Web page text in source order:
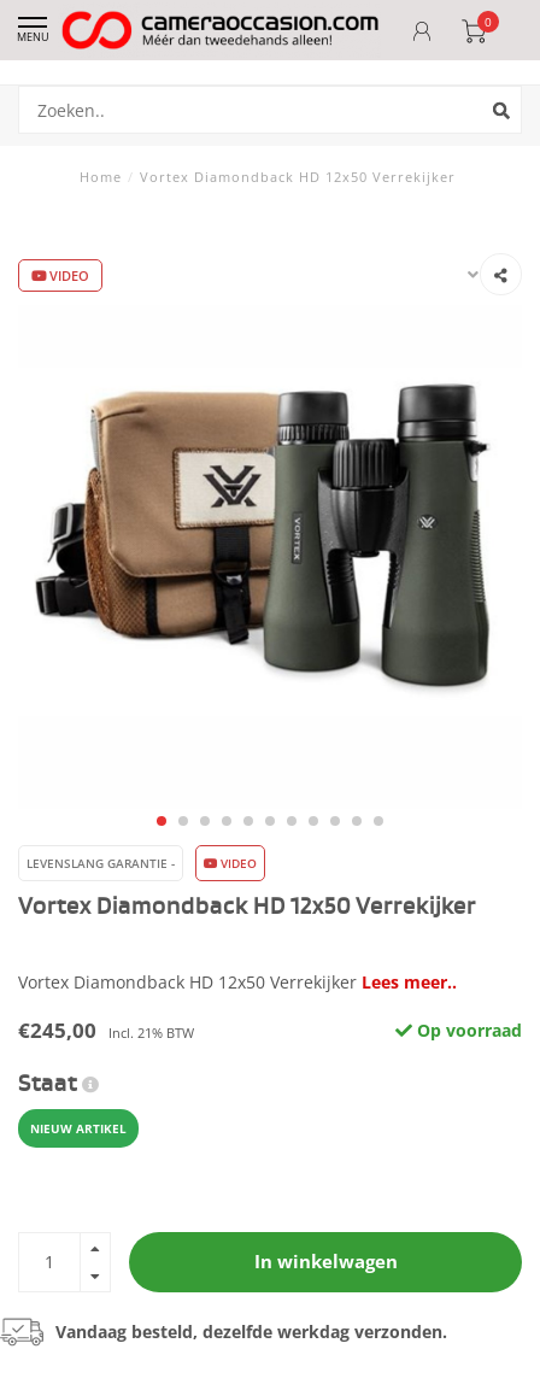
MENU
0
Home / Vortex Diamondback HD 12x50 Verrekijker
VIDEO
LEVENSLANG GARANTIE - VIDEO
Vortex Diamondback HD 12x50 Verrekijker
Vortex Diamondback HD 12x50 Verrekijker Lees meer..
€245,00 Incl. 21% BTW Op voorraad
Staat
NIEUW ARTIKEL
In winkelwagen
Vandaag besteld, dezelfde werkdag verzonden.